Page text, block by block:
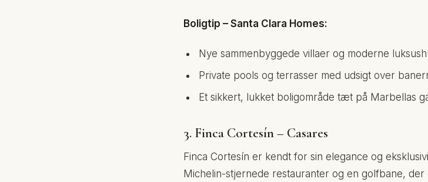
Boligtip – Santa Clara Homes:
Nye sammenbyggede villaer og moderne
Private pools og terrasser med udsigt over
Et sikkert, lukket boligområde tæt på Marbellas
3. Finca Cortesín – Casares
Finca Cortesín er kendt for sin elegance og
Michelin-stjernede restauranter og en golfbane,